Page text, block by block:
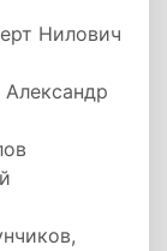
Нилович